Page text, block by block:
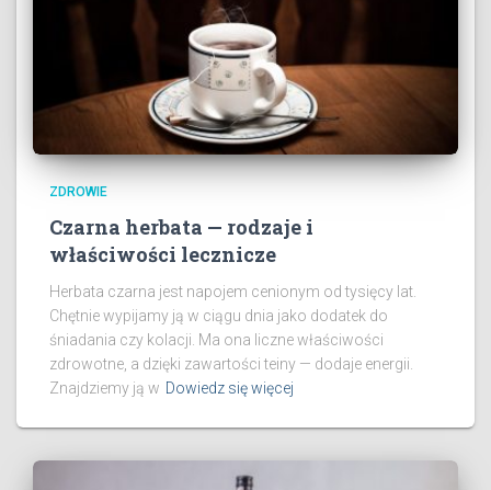
ZDROWIE
Czarna herbata — rodzaje i
właściwości lecznicze
Herbata czarna jest napojem cenionym od tysięcy lat.
Chętnie wypijamy ją w ciągu dnia jako dodatek do
śniadania czy kolacji. Ma ona liczne właściwości
zdrowotne, a dzięki zawartości teiny — dodaje energii.
Znajdziemy ją w Dowiedz się więcej